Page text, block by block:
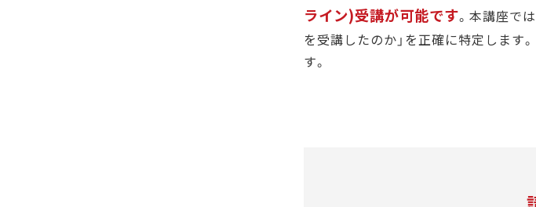
ライン)受講が可能です。本講座で
を受講したのか」を正確に特定します
す。